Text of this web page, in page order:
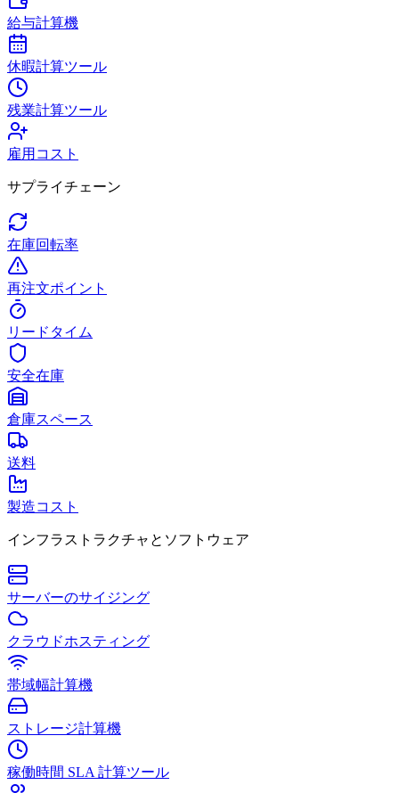
給与計算機
休暇計算ツール
残業計算ツール
雇用コスト
サプライチェーン
在庫回転率
再注文ポイント
リードタイム
安全在庫
倉庫スペース
送料
製造コスト
インフラストラクチャとソフトウェア
サーバーのサイジング
クラウドホスティング
帯域幅計算機
ストレージ計算機
稼働時間 SLA 計算ツール